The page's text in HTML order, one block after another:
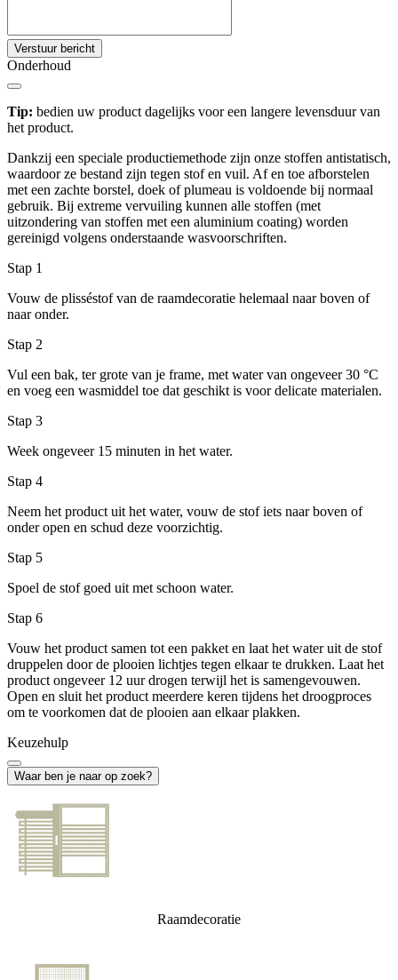
Verstuur bericht
Onderhoud
Tip: bedien uw product dagelijks voor een langere levensduur van
het product.
Dankzij een speciale productiemethode zijn onze stoffen antistatisch,
waardoor ze bestand zijn tegen stof en vuil. Af en toe afborstelen
met een zachte borstel, doek of plumeau is voldoende bij normaal
gebruik. Bij extreme vervuiling kunnen alle stoffen (met
uitzondering van stoffen met een aluminium coating) worden
gereinigd volgens onderstaande wasvoorschriften.
Stap 1
Vouw de plisséstof van de raamdecoratie helemaal naar boven of
naar onder.
Stap 2
Vul een bak, ter grote van je frame, met water van ongeveer 30 °C
en voeg een wasmiddel toe dat geschikt is voor delicate materialen.
Stap 3
Week ongeveer 15 minuten in het water.
Stap 4
Neem het product uit het water, vouw de stof iets naar boven of
onder open en schud deze voorzichtig.
Stap 5
Spoel de stof goed uit met schoon water.
Stap 6
Vouw het product samen tot een pakket en laat het water uit de stof
druppelen door de plooien lichtjes tegen elkaar te drukken. Laat het
product ongeveer 12 uur drogen terwijl het is samengevouwen.
Open en sluit het product meerdere keren tijdens het droogproces
om te voorkomen dat de plooien aan elkaar plakken.
Keuzehulp
Waar ben je naar op zoek?
Raamdecoratie